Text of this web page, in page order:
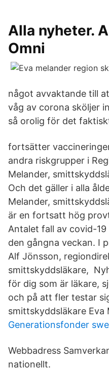
Alla nyheter.
Omni
något avvaktande till
våg av corona sköljer
så orolig för det
fortsätter
andra riskgrupper i
Melander,
Och det gäller i alla
Melander,
är en fortsatt hög
Antalet fall av covid-
den gångna veckan. I
Alf Jönsson,
smittskyddsläkare,
för dig som är läkare,
och på att fler testar
smittskyddsläkare Eva
Generationsfonder
Webbadress
nationellt.